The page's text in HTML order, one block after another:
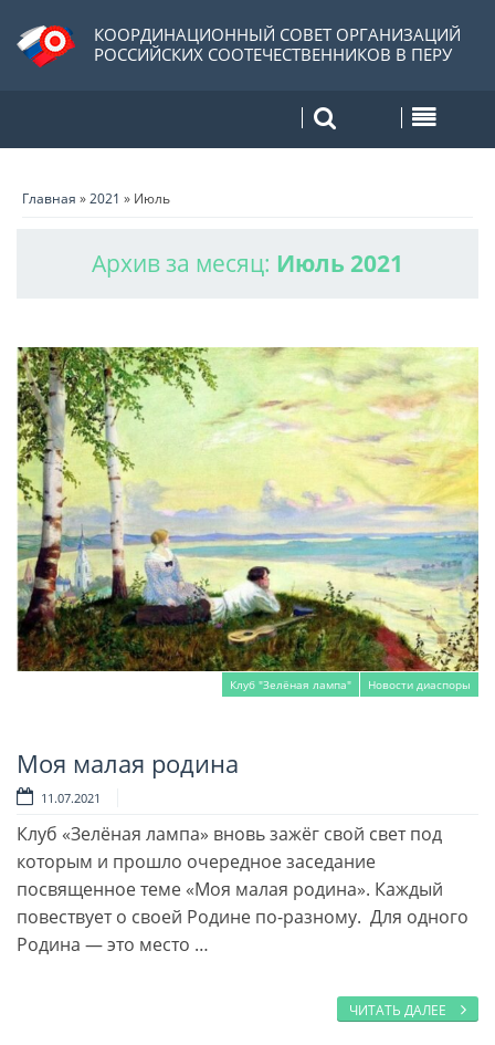
КООРДИНАЦИОННЫЙ СОВЕТ ОРГАНИЗАЦИЙ
РОССИЙСКИХ СООТЕЧЕСТВЕННИКОВ В ПЕРУ
Главная »2021 » Июль
Архив за месяц: Июль 2021
Клуб "Зелёная лампа" Новости диаспоры
Читать далее
Моя малая родина
11.07.2021
Клуб «Зелёная лампа» вновь зажёг свой свет под
которым и прошло очередное заседание
посвященное теме «Моя малая родина». Каждый
повествует о своей Родине по-разному. Для одного
Родина — это место …
ЧИТАТЬ ДАЛЕЕ